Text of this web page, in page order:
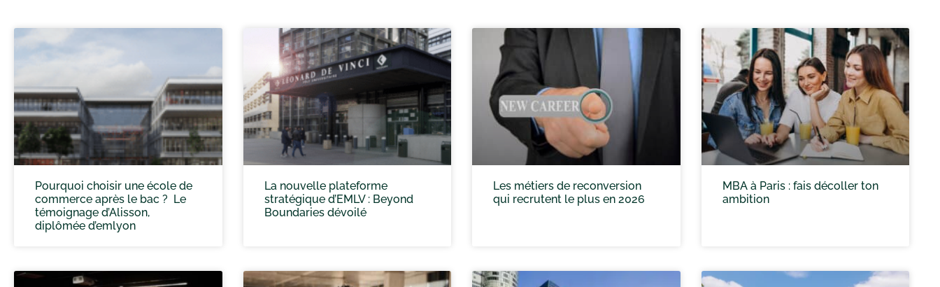
Pourquoi choisir une école de
commerce après le bac ? Le
témoignage d’Alisson,
diplômée d’emlyon
La nouvelle plateforme
stratégique d’EMLV : Beyond
Boundaries dévoilé
Les métiers de reconversion
qui recrutent le plus en 2026
MBA à Paris : fais décoller ton
ambition